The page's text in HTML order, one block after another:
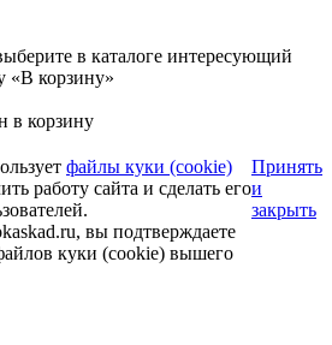
в каталоге интересующий
«В корзину»
в корзину
файлы куки (cookie)
работу сайта и сделать его
вы подтверждаете
куки (cookie) вышего
Принять
и
закрыть